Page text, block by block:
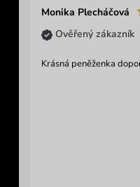
Monika Plecháčová
Ověřený zákazník
Krásná peněženka